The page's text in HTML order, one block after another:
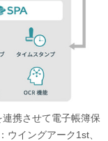
携させて電子帳簿保
ウイングアーク1st、